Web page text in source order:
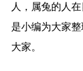
人，属兔的人
是小编为大家
大家。